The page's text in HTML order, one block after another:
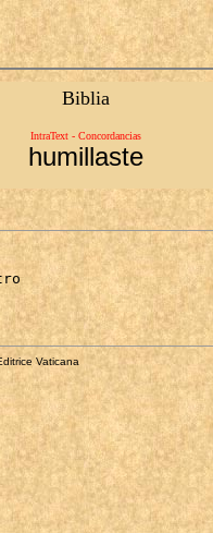
Biblia
IntraText - Concordancias
humillaste
Vaticana